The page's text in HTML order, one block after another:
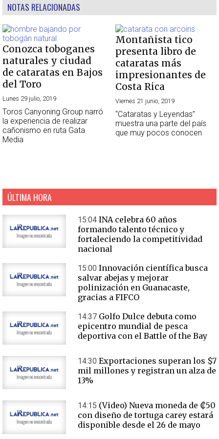
NOTAS RELACIONADAS
Conozca toboganes
naturales y ciudad
de cataratas en Bajos
del Toro
Lunes 29 julio, 2019
Toros Canyoning Group narró
la experiencia de realizar
cañonismo en ruta Gata
Media
Montañista tico
presenta libro de
cataratas más
impresionantes de
Costa Rica
Viernes 21 junio, 2019
“Cataratas y Leyendas”
muestra una parte del país
que muy pocos conocen
ÚLTIMA HORA
15:04 INA celebra 60 años
formando talento técnico y
fortaleciendo la competitividad
nacional
15:00 Innovación científica busca
salvar abejas y mejorar
polinización en Guanacaste,
gracias a FIFCO
14:37 Golfo Dulce debuta como
epicentro mundial de pesca
deportiva con el Battle of the Bay
14:30 Exportaciones superan los $7
mil millones y registran un alza de
13%
14:15 (Video) Nueva moneda de ₡50
con diseño de tortuga carey estará
disponible desde el 26 de mayo